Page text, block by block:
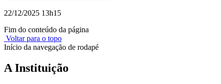
22/12/2025 13h15
Fim do conteúdo da página
Voltar para o topo
Início da navegação de rodapé
A Instituição